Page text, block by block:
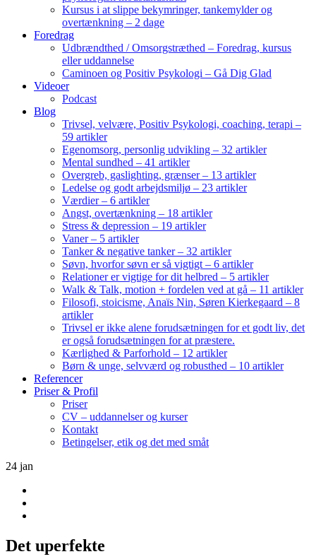
Kursus i at slippe bekymringer, tankemylder og
overtænkning – 2 dage
Foredrag
Udbrændthed / Omsorgstræthed – Foredrag, kursus
eller uddannelse
Caminoen og Positiv Psykologi – Gå Dig Glad
Videoer
Podcast
Blog
Trivsel, velvære, Positiv Psykologi, coaching, terapi –
59 artikler
Egenomsorg, personlig udvikling – 32 artikler
Mental sundhed – 41 artikler
Overgreb, gaslighting, grænser – 13 artikler
Ledelse og godt arbejdsmiljø – 23 artikler
Værdier – 6 artikler
Angst, overtænkning – 18 artikler
Stress & depression – 19 artikler
Vaner – 5 artikler
Tanker & negative tanker – 32 artikler
Søvn, hvorfor søvn er så vigtigt – 6 artikler
Relationer er vigtige for dit helbred – 5 artikler
Walk & Talk, motion + fordelen ved at gå – 11 artikler
Filosofi, stoicisme, Anaïs Nin, Søren Kierkegaard – 8
artikler
Trivsel er ikke alene forudsætningen for et godt liv, det
er også forudsætningen for at præstere.
Kærlighed & Parforhold – 12 artikler
Børn & unge, selvværd og robusthed – 10 artikler
Referencer
Priser & Profil
Priser
CV – uddannelser og kurser
Kontakt
Betingelser, etik og det med småt
24 jan
Det uperfekte